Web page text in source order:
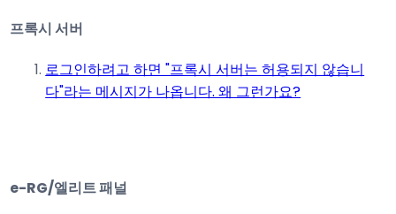
프록시 서버
로그인하려고 하면 "프록시 서버는 허용되지 않습니
다"라는 메시지가 나옵니다. 왜 그런가요?
e-RG/엘리트 패널